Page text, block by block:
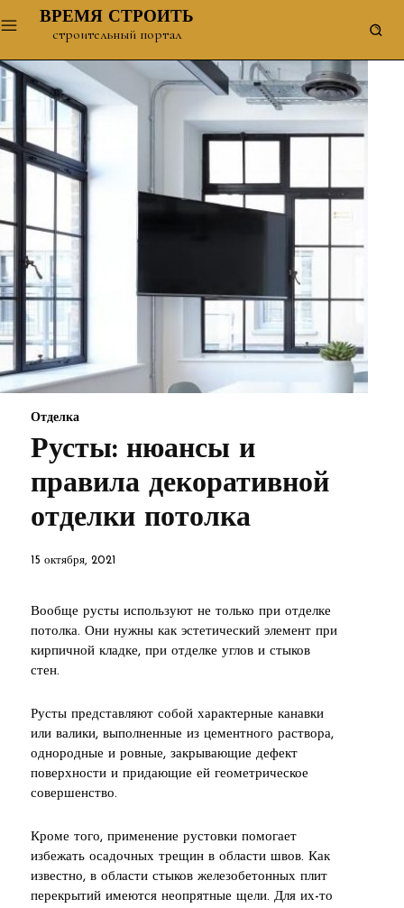
ВРЕМЯ СТРОИТЬ
строительный портал
Отделка
Русты: нюансы и
правила декоративной
отделки потолка
15 октября, 2021
Вообще русты используют не только при отделке
потолка. Они нужны как эстетический элемент при
кирпичной кладке, при отделке углов и стыков
стен.
Русты представляют собой характерные канавки
или валики, выполненные из цементного раствора,
однородные и ровные, закрывающие дефект
поверхности и придающие ей геометрическое
совершенство.
Кроме того, применение рустовки помогает
избежать осадочных трещин в области швов. Как
известно, в области стыков железобетонных плит
перекрытий имеются неопрятные щели. Для их-то